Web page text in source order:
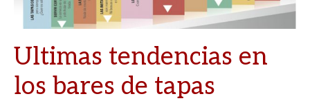
Ultimas tendencias en
los bares de tapas